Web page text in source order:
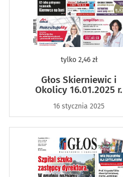
tylko2,46 zł
Głos Skierniewic i
Okolicy 16.01.2025 r.
16 stycznia 2025